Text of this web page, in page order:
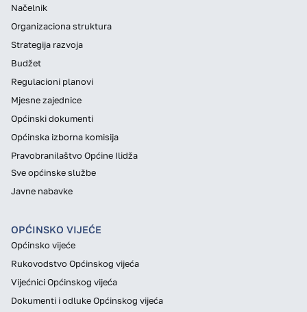
Načelnik
Organizaciona struktura
Strategija razvoja
Budžet
Regulacioni planovi
Mjesne zajednice
Općinski dokumenti
Općinska izborna komisija
Pravobranilaštvo Općine Ilidža
Sve općinske službe
Javne nabavke
OPĆINSKO VIJEĆE
Općinsko vijeće
Rukovodstvo Općinskog vijeća
Vijećnici Općinskog vijeća
Dokumenti i odluke Općinskog vijeća